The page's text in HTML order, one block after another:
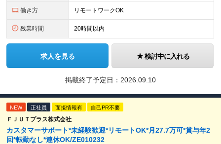
働き方 リモートワークOK
残業時間 20時間以内
求人を見る 検討中に入れる
掲載終了予定日： 2026.09.10
NEW 正社員 面接情報有 自己PR不要
ＦＪＵＴプラス株式会社
カスタマーサポート*未経験歓迎*リモートOK*月27.7万可*賞与年2
回*転勤なし*連休OK/ZE010232